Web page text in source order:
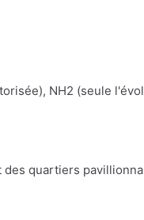
NH2 (seule
des quartiers